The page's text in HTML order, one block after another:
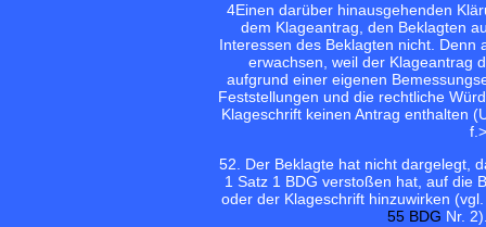
4Einen darüber hinausgehenden
dem Klageantrag, den Beklagten
Interessen des Beklagten nicht. Denn
erwachsen, weil der Klageantrag
aufgrund einer eigenen
Feststellungen und die rechtliche
Klageschrift keinen Antrag enthalten
52. Der Beklagte hat nicht dargelegt,
1 Satz 1 BDG verstoßen hat, auf die
oder der Klageschrift hinzuwirken
55 BDG Nr.